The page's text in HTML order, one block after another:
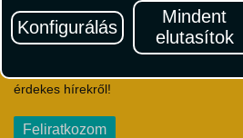
Konfigurálás
Mindent
elutasítok
Hírlevél
Iratkozzon fel Magyarország egyik
érdekes hírekről!
Feliratkozom